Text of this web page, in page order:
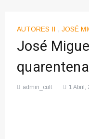
AUTORES II , JOSÉ
José
admin_cult 1 Abril,